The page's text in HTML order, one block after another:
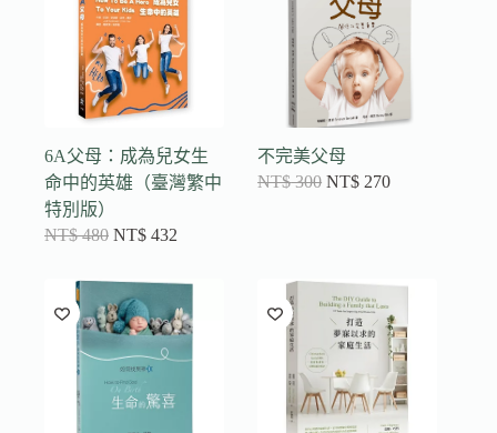
6A父母：成為兒女生
命中的英雄（臺灣繁中
特別版）
NT$480 NT$ 432
不完美父母
NT$300 NT$ 270